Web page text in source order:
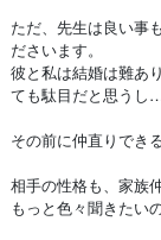
ただ、先生は良い事
ださいます。
彼と私は結婚は難あ
ても駄目だと思うし
その前に仲直りでき
相手の性格も、家族
もっと色々聞きたい